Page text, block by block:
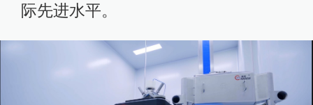
际先进水平。